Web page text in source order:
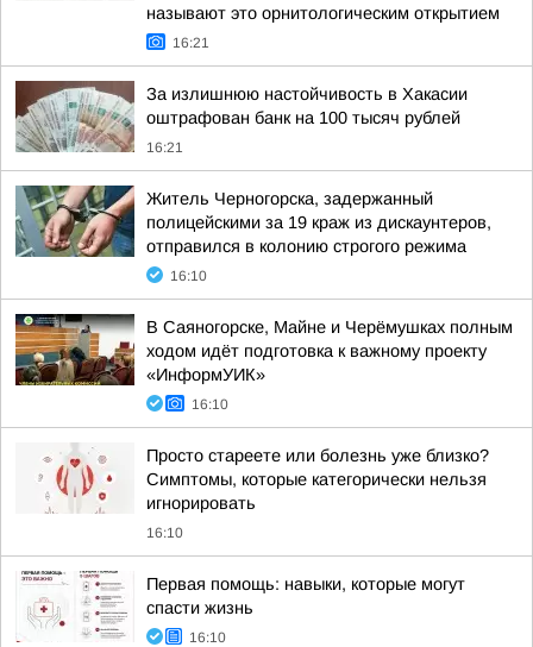
называют это орнитологическим открытием
16:21
За излишнюю настойчивость в Хакасии
оштрафован банк на 100 тысяч рублей
16:21
Житель Черногорска, задержанный
полицейскими за 19 краж из дискаунтеров,
отправился в колонию строгого режима
16:10
В Саяногорске, Майне и Черёмушках полным
ходом идёт подготовка к важному проекту
«ИнформУИК»
16:10
Просто стареете или болезнь уже близко?
Симптомы, которые категорически нельзя
игнорировать
16:10
Первая помощь: навыки, которые могут
спасти жизнь
16:10